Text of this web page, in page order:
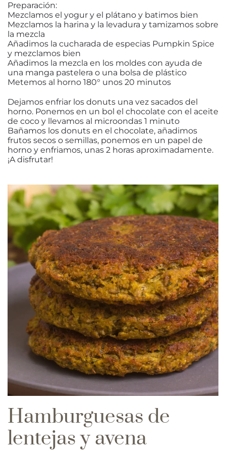
Preparación:
Mezclamos el yogur y el plátano y batimos bien
Mezclamos la harina y la levadura y tamizamos sobre
la mezcla
Añadimos la cucharada de especias Pumpkin Spice
y mezclamos bien
Añadimos la mezcla en los moldes con ayuda de
una manga pastelera o una bolsa de plástico
Metemos al horno 180° unos 20 minutos
Dejamos enfriar los donuts una vez sacados del
horno. Ponemos en un bol el chocolate con el aceite
de coco y llevamos al microondas 1 minuto
Bañamos los donuts en el chocolate, añadimos
frutos secos o semillas, ponemos en un papel de
horno y enfriamos, unas 2 horas aproximadamente.
¡A disfrutar!
Hamburguesas de
lentejas y avena